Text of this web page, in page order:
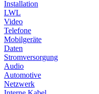
Installation
LWL
Video
Telefone
Mobilgeräte
Daten
Stromversorgung
Audio
Automotive
Netzwerk